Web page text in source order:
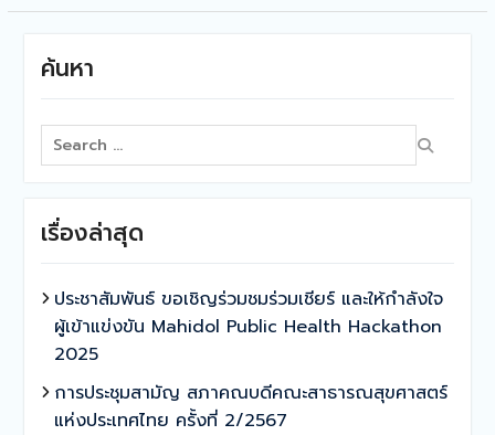
ค้นหา
Search
for:
เรื่องล่าสุด
ประชาสัมพันธ์ ขอเชิญร่วมชมร่วมเชียร์ และให้กำลังใจ
ผู้เข้าแข่งขัน Mahidol Public Health Hackathon
2025
การประชุมสามัญ สภาคณบดีคณะสาธารณสุขศาสตร์
แห่งประเทศไทย ครั้งที่ 2/2567